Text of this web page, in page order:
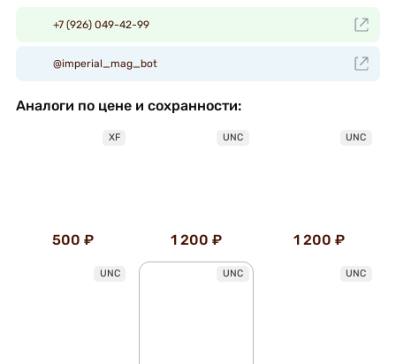
+7 (926) 049-42-99
@imperial_mag_bot
Аналоги по цене и сохранности:
XF
500 ₽
UNC
1 200 ₽
UNC
1 200 ₽
UNC UNC UNC